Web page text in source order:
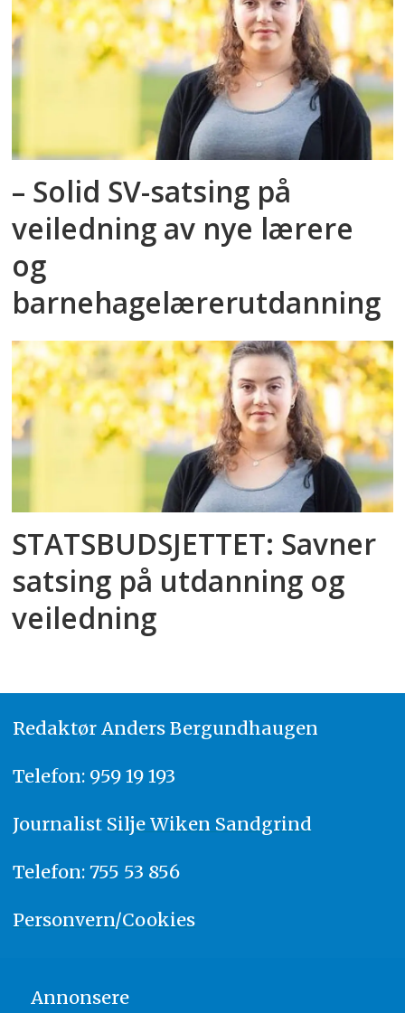
– Solid SV-satsing på
veiledning av nye lærere
og
barnehagelærerutdanning
STATSBUDSJETTET: Savner
satsing på utdanning og
veiledning
Redaktør Anders Bergundhaugen
Telefon: 959 19 193
Journalist Silje Wiken Sandgrind
Telefon: 755 53 856
Personvern/Cookies
Annonsere